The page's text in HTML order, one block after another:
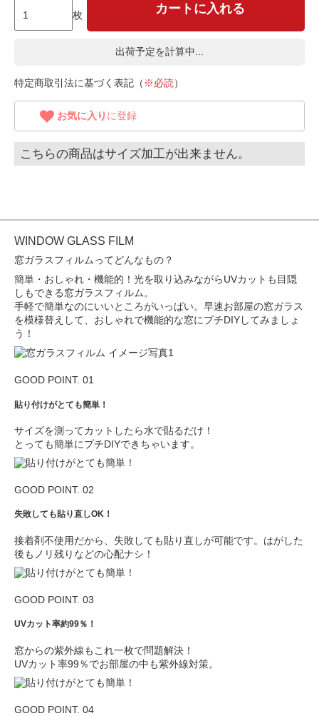
枚
カートに入れる
出荷予定を計算中...
特定商取引法に基づく表記（ ※必読）
お気に入り に登録
こちらの商品はサイズ加工が出来ません。
WINDOW GLASS FILM
窓ガラスフィルムってどんなもの？
簡単・おしゃれ・機能的！光を取り込みながらUVカットも目隠
しもできる窓ガラスフィルム。
手軽で簡単なのにいいところがいっぱい。早速お部屋の窓ガラス
を模様替えして、おしゃれで機能的な窓にプチDIYしてみましょ
う！
GOOD POINT. 01
貼り付けがとても簡単！
サイズを測ってカットしたら水で貼るだけ！
とっても簡単にプチDIYできちゃいます。
GOOD POINT. 02
失敗しても貼り直しOK！
接着剤不使用だから、失敗しても貼り直しが可能です。はがした
後もノリ残りなどの心配ナシ！
GOOD POINT. 03
UVカット率約99％！
窓からの紫外線もこれ一枚で問題解決！
UVカット率99％でお部屋の中も紫外線対策。
GOOD POINT. 04